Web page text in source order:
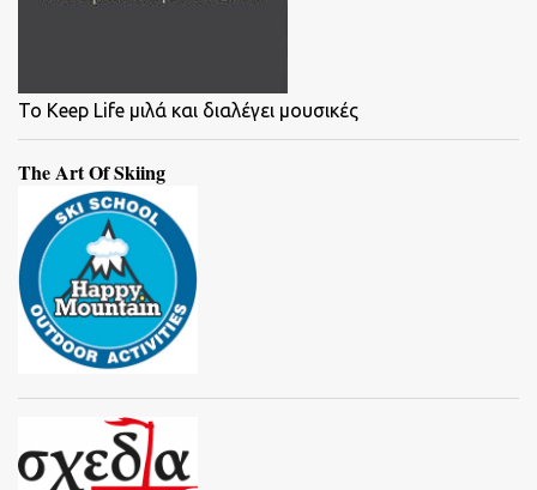
To Keep Life μιλά και διαλέγει μουσικές
The Art Of Skiing